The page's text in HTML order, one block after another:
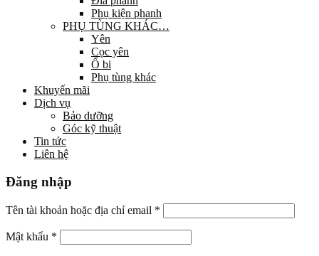
Phụ kiện phanh
PHỤ TÙNG KHÁC…
Yên
Cọc yên
Ổ bi
Phụ tùng khác
Khuyến mãi
Dịch vụ
Bảo dưỡng
Góc kỹ thuật
Tin tức
Liên hệ
Đăng nhập
Tên tài khoản hoặc địa chỉ email *
Mật khẩu *